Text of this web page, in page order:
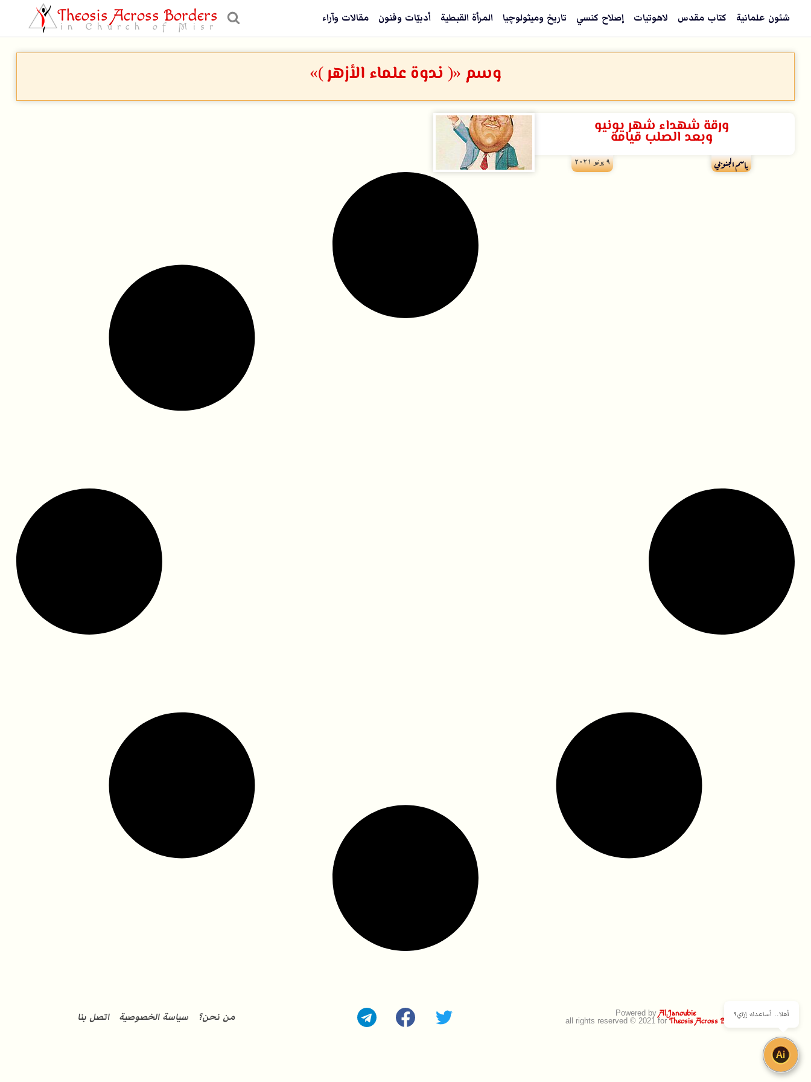
شئون علمانية كتاب مقدس لاهوتيات إصلاح كنسي تاريخ وميثولوچيا المرأة القبطية أدبيّات وفنون مقالات وآراء Theosis Across Borders
in Church of Misr
وسم «( ندوة علماء الأزهر )»
ورقة شهداء شهر يونيو
وبعد الصلب قيامة
باسم الجنوبي ۹ يونيو ۲۰۲۱
Powered byAl.Janoubie
all rights reserved © 2021 forTheosis Across Borders من نحن؟ سياسة الخصوصية اتصل بنا أهلا.. أساعدك إزاي؟